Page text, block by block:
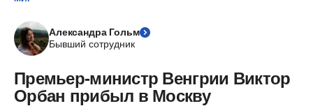
Александра Гольм
Бывший сотрудник
Премьер-министр Венгрии Виктор
Орбан прибыл в Москву